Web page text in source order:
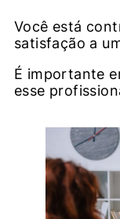
Você está
satisfação a
É importante
esse